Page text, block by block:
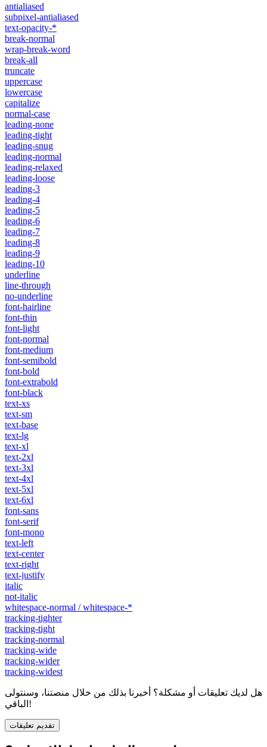
antialiased
subpixel-antialiased
text-opacity-*
break-normal
wrap-break-word
break-all
truncate
uppercase
lowercase
capitalize
normal-case
leading-none
leading-tight
leading-snug
leading-normal
leading-relaxed
leading-loose
leading-3
leading-4
leading-5
leading-6
leading-7
leading-8
leading-9
leading-10
underline
line-through
no-underline
font-hairline
font-thin
font-light
font-normal
font-medium
font-semibold
font-bold
font-extrabold
font-black
text-xs
text-sm
text-base
text-lg
text-xl
text-2xl
text-3xl
text-4xl
text-5xl
text-6xl
font-sans
font-serif
font-mono
text-left
text-center
text-right
text-justify
italic
not-italic
whitespace-normal / whitespace-*
tracking-tighter
tracking-tight
tracking-normal
tracking-wide
tracking-wider
tracking-widest
هل لديك تعليقات أو مشكلة؟ أخبرنا بذلك من خلال منصتنا، وسنتولى
الباقي!
تقديم تعليقات